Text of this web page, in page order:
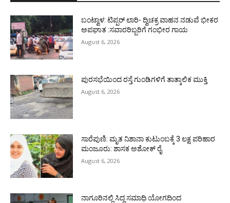
ಬಂಟ್ವಾಳ: ಟಿಪ್ಪರ್ ಲಾರಿ- ದ್ವಿಚಕ್ರ ವಾಹನ ನಡುವೆ ಭೀಕರ
ಅಪಘಾತ :ಸವಾರರಿಬ್ಬರಿಗೆ ಗಂಭೀರ ಗಾಯ
August 6, 2026
ಪುರಸಭೆಯಿಂದ ರಸ್ತೆ ಗುಂಡಿಗಳಿಗೆ ತಾತ್ಕಾಲಿಕ ಮುಕ್ತಿ
August 6, 2026
ಸಾರೆಪುಣಿ: ಮೃತ ನಿಶಾನಾ ಕುಟುಂಬಕ್ಕೆ 3 ಲಕ್ಷ ಪರಿಹಾರ
ಮಂಜೂರು: ಶಾಸಕ ಅಶೋಕ್ ರೈ
August 6, 2026
ನಾಗೂರಿನಲ್ಲಿ ಸಿದ್ಧ ಸಮಾಧಿ ಯೋಗದಿಂದ